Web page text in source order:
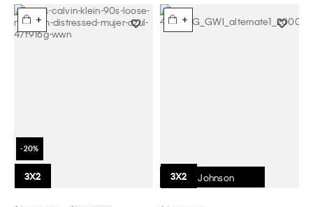
+
Dakota Johnson
+